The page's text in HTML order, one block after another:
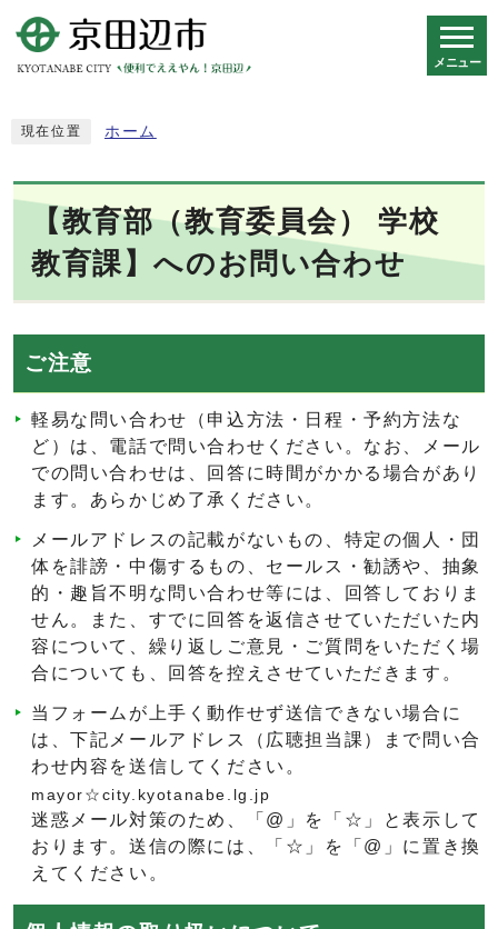
メニュー
現在位置 ホーム
【教育部（教育委員会） 学校
教育課】へのお問い合わせ
ご注意
軽易な問い合わせ（申込方法・日程・予約方法な
ど）は、電話で問い合わせください。なお、メール
での問い合わせは、回答に時間がかかる場合があり
ます。あらかじめ了承ください。
メールアドレスの記載がないもの、特定の個人・団
体を誹謗・中傷するもの、セールス・勧誘や、抽象
的・趣旨不明な問い合わせ等には、回答しておりま
せん。また、すでに回答を返信させていただいた内
容について、繰り返しご意見・ご質問をいただく場
合についても、回答を控えさせていただきます。
当フォームが上手く動作せず送信できない場合に
は、下記メールアドレス（広聴担当課）まで問い合
わせ内容を送信してください。
mayor☆city.kyotanabe.lg.jp
迷惑メール対策のため、「@」を「☆」と表示して
おります。送信の際には、「☆」を「@」に置き換
えてください。